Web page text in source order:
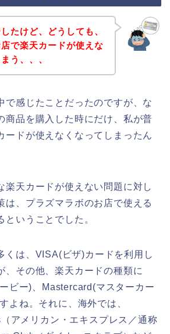
たけど、どうしても、
で楽天カードが使えな
う、、、
で感じたことだったのですが、な
商品を購入した時にだけ、私が普
ードが使えなくなってしまったん
楽天カードが使えない問題に対し
は、プラズマラボのお店で使える
いうことでした。
くは、VISA(ビザ)カードを利用し
、その他、楽天カードの種類に
ビー)、Mastercard(マスターカー
よね。それに、海外では、
アメリカン・エキスプレス／通称